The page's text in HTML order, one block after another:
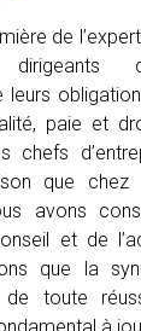
de
leurs
paie et
chefs
que chez
avons
et de
que la
toute